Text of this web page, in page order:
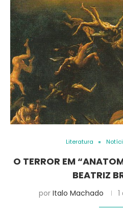
Literatura
O TERROR EM
BEATRIZ
por Italo Machado